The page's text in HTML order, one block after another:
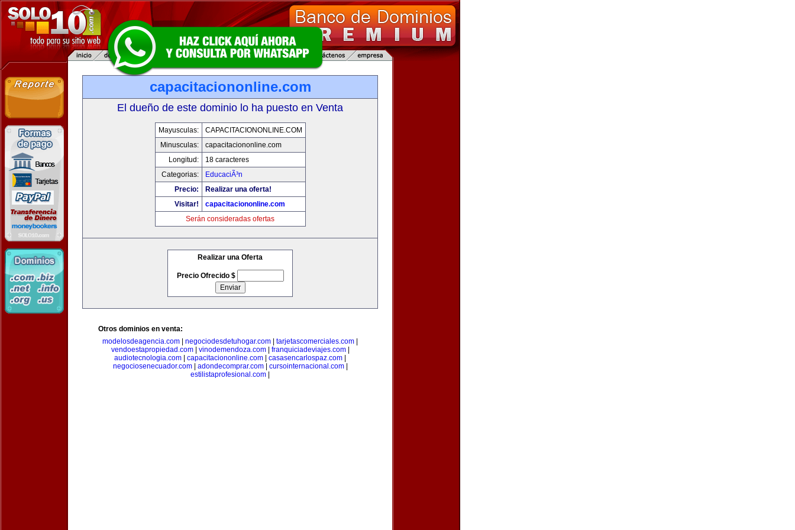
capacitaciononline.com
El dueño de este dominio lo ha puesto en Venta
Mayusculas:
CAPACITACIONONLINE.COM
Minusculas:
capacitaciononline.com
Longitud:
18 caracteres
Categorias:
EducaciÃ³n
Precio:
Realizar una oferta!
Visitar!
capacitaciononline.com
Serán consideradas ofertas
Realizar una Oferta
Precio Ofrecido $
Otros dominios en venta:
modelosdeagencia.com
negociodesdetuhogar.com tarjetascomerciales.com
vendoestapropiedad.com| vinodemendoza.com| franquiciadeviajes.com|
audiotecnologia.com
capacitaciononline.com casasencarlospaz.com
negociosenecuador.com| adondecomprar.com| cursointernacional.com|
estilistaprofesional.com